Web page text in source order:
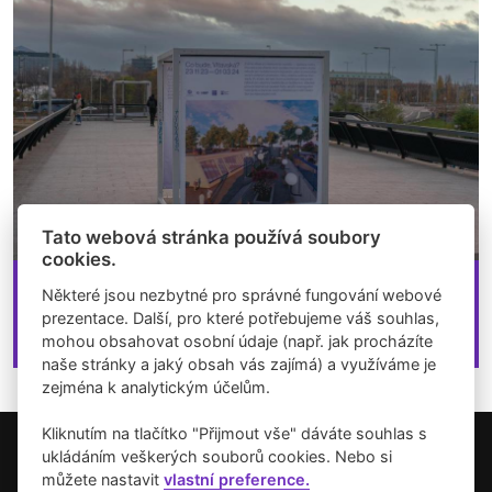
23.11.2023 - 01.03.2024
Eva Truncová, Monika Přikrylová: Co bude,
Vltavská?
Copyright © 2026 Umění pro město.
Tato webová stránka používá soubory
cookies.
Některé jsou nezbytné pro správné fungování webové
prezentace. Další, pro které potřebujeme váš souhlas,
mohou obsahovat osobní údaje (např. jak procházíte
naše stránky a jaký obsah vás zajímá) a využíváme je
zejména k analytickým účelům.
Kliknutím na tlačítko "Přijmout vše" dáváte souhlas s
ukládáním veškerých souborů cookies. Nebo si
můžete nastavitvlastní preference.